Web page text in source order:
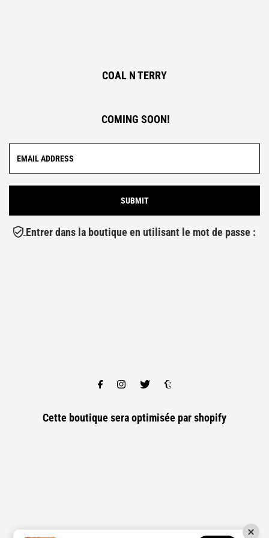
COAL N TERRY
COMING SOON!
Entrer dans la boutique en utilisant le mot de passe :
Cette boutique sera optimisée parshopify